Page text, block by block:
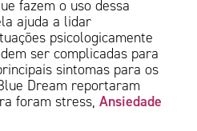
fazem o uso dessa
ajuda a lidar
psicologicamente
ser complicadas para
sintomas para os
Dream reportaram
foram stress,Ansiedade